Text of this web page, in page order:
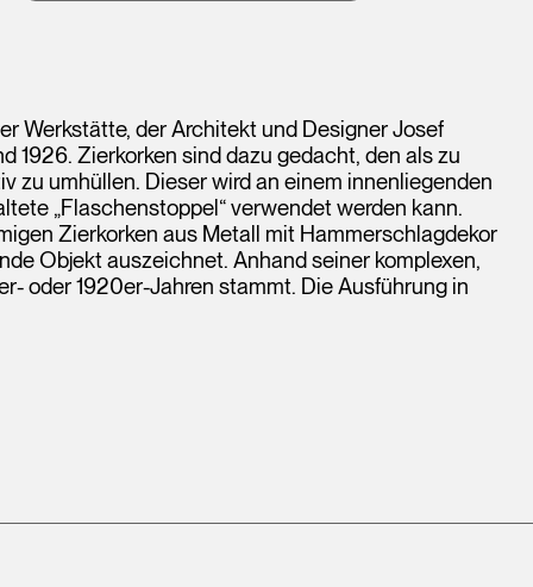
Werkstätte, der Architekt und Designer Josef
1926. Zierkorken sind dazu gedacht, den als zu
zu umhüllen. Dieser wird an einem innenliegenden
„Flaschenstoppel“ verwendet werden kann.
Zierkorken aus Metall mit Hammerschlagdekor
Objekt auszeichnet. Anhand seiner komplexen,
oder 1920er-Jahren stammt. Die Ausführung in